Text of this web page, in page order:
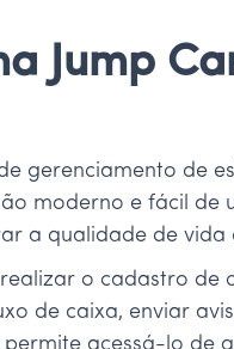
Jump
gerenciamento
moderno e fácil de
a qualidade de vida
realizar o cadastro
de caixa, enviar